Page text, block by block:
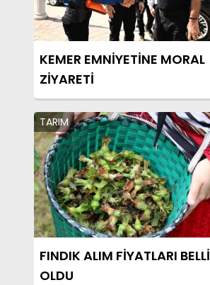
KEMER EMNİYETİNE MORAL
ZİYARETİ
TARIM
FINDIK ALIM FİYATLARI BELLİ
OLDU